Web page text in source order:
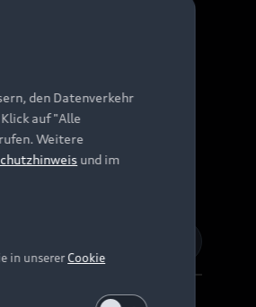
den Datenverkehr
auf "Alle
Weitere
und im
in unsererCookie